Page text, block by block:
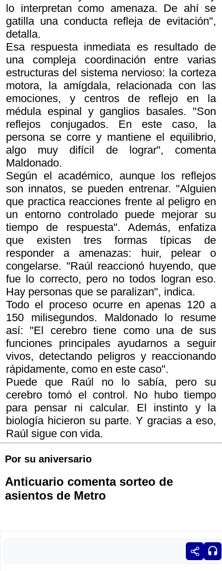
lo interpretan como amenaza. De ahí se
gatilla una conducta refleja de evitación",
detalla.
Esa respuesta inmediata es resultado de
una compleja coordinación entre varias
estructuras del sistema nervioso: la corteza
motora, la amígdala, relacionada con las
emociones, y centros de reflejo en la
médula espinal y ganglios basales. "Son
reflejos conjugados. En este caso, la
persona se corre y mantiene el equilibrio,
algo muy difícil de lograr", comenta
Maldonado.
Según el académico, aunque los reflejos
son innatos, se pueden entrenar. "Alguien
que practica reacciones frente al peligro en
un entorno controlado puede mejorar su
tiempo de respuesta". Además, enfatiza
que existen tres formas típicas de
responder a amenazas: huir, pelear o
congelarse. "Raúl reaccionó huyendo, que
fue lo correcto, pero no todos logran eso.
Hay personas que se paralizan", indica.
Todo el proceso ocurre en apenas 120 a
150 milisegundos. Maldonado lo resume
así: "El cerebro tiene como una de sus
funciones principales ayudarnos a seguir
vivos, detectando peligros y reaccionando
rápidamente, como en este caso".
Puede que Raúl no lo sabía, pero su
cerebro tomó el control. No hubo tiempo
para pensar ni calcular. El instinto y la
biología hicieron su parte. Y gracias a eso,
Raúl sigue con vida.
Por su aniversario
Anticuario comenta sorteo de
asientos de Metro